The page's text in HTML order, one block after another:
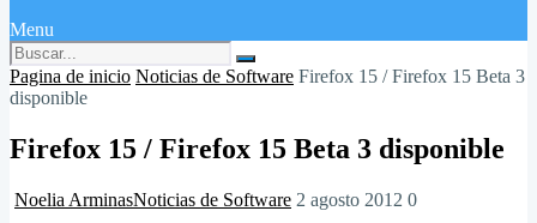
Menu
Pagina de inicio Noticias de Software Firefox 15 / Firefox 15 Beta 3
disponible
Firefox 15 / Firefox 15 Beta 3 disponible
Noelia ArminasNoticias de Software 2 agosto 2012 0